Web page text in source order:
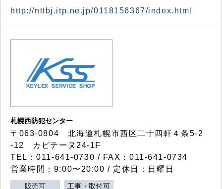
http://nttbj.itp.ne.jp/0118156367/index.html
札幌西防犯センター
〒063-0804 北海道札幌市西区二十四軒４条5-2
-12 カピテーヌ24-1F
TEL：011-641-0730 / FAX：011-641-0734
営業時間：9:00〜20:00 / 定休日：日曜日
販売可 工事・取付可